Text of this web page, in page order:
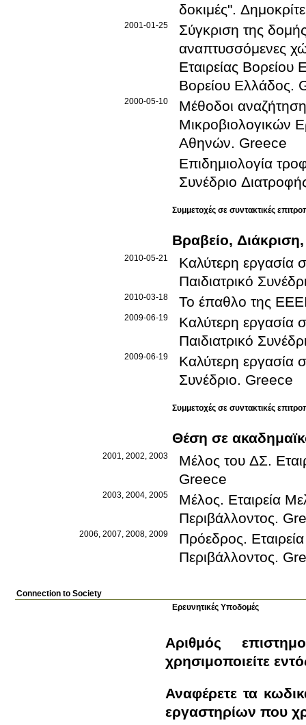
δοκιμές".
2001-01-25
Σύγκριση της
αναπτυσσόμενες
Εταιρείας Βορείου
Βορείου Ελλάδος.
2000-05-10
Μέθοδοι
Μικροβιολογικών
Αθηνών. Greece
Επιδημιολογία
Συνέδριο
Συμμετοχές σε συντακτικές
Βραβείο,
2010-05-21
Καλύτερη εργασία
Παιδιατρικό
2010-03-18 Το έπαθλο της
2009-06-19
Καλύτερη εργασία
Παιδιατρικό
2009-06-19
Καλύτερη εργασία
Συνέδριο. Greece
Συμμετοχές σε συντακτικές
Θέση σε
2001, 2002, 2003 Μέλος του ΔΣ.
Greece
2003, 2004, 2005 Μέλος. Εταιρεία
Περιβάλλοντος.
2006, 2007, 2008, 2009 Πρόεδρος.
Περιβάλλοντος.
Connection to Society
Ερευνητικές Υποδομές
Αριθμός
χρησιμoποιείτε
Αναφέρετε τα κωδικά ονόματα (γράμμα,
εργαστηρίων που